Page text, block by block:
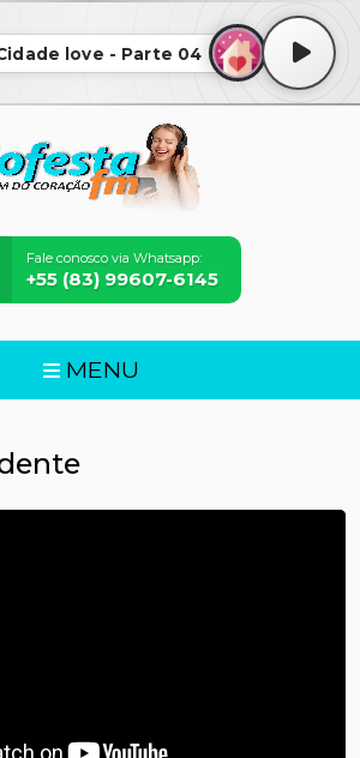
love - Parte 04
Fale conosco via Whatsapp:
+55 (83) 99607-6145
MENU